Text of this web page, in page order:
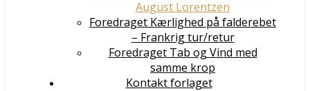
August Lorentzen
Foredraget Kærlighed på falderebet
– Frankrig tur/retur
Foredraget Tab og Vind med
samme krop
Kontakt forlaget